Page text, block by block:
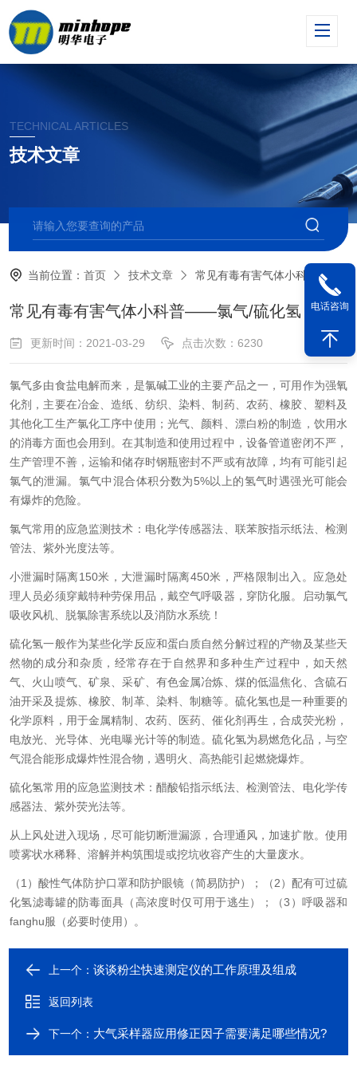
TECHNICAL ARTICLES
技术文章
当前位置：首页 技术文章 常见有毒有害气体小科普——氯气/硫化氢
常见有毒有害气体小科普——氯气/硫化氢
更新时间：2021-03-29 点击次数：6230
氯气多由食盐电解而来，是氯碱工业的主要产品之一，可用作为强氧
化剂，主要在冶金、造纸、纺织、染料、制药、农药、橡胶、塑料及
其他化工生产氯化工序中使用；光气、颜料、漂白粉的制造，饮用水
的消毒方面也会用到。在其制造和使用过程中，设备管道密闭不严，
生产管理不善，运输和储存时钢瓶密封不严或有故障，均有可能引起
氯气的泄漏。氯气中混合体积分数为5%以上的氢气时遇强光可能会
有爆炸的危险。
氯气常用的应急监测技术：电化学传感器法、联苯胺指示纸法、检测
管法、紫外光度法等。
小泄漏时隔离150米，大泄漏时隔离450米，严格限制出入。应急处
理人员必须穿戴特种劳保用品，戴空气呼吸器，穿防化服。启动氯气
吸收风机、脱氯除害系统以及消防水系统！
硫化氢一般作为某些化学反应和蛋白质自然分解过程的产物及某些天
然物的成分和杂质，经常存在于自然界和多种生产过程中，如天然
气、火山喷气、矿泉、采矿、有色金属冶炼、煤的低温焦化、含硫石
油开采及提炼、橡胶、制革、染料、制糖等。硫化氢也是一种重要的
化学原料，用于金属精制、农药、医药、催化剂再生，合成荧光粉，
电放光、光导体、光电曝光计等的制造。硫化氢为易燃危化品，与空
气混合能形成爆炸性混合物，遇明火、高热能引起燃烧爆炸。
硫化氢常用的应急监测技术：醋酸铅指示纸法、检测管法、电化学传
感器法、紫外荧光法等。
从上风处进入现场，尽可能切断泄漏源，合理通风，加速扩散。使用
喷雾状水稀释、溶解并构筑围堤或挖坑收容产生的大量废水。
（1）酸性气体防护口罩和防护眼镜（简易防护）；
（2）配有可过硫
化氢滤毒罐的防毒面具（高浓度时仅可用于逃生）；
（3）呼吸器和
fanghu服（必要时使用）。
上一个：谈谈粉尘快速测定仪的工作原理及组成
返回列表
下一个： 大气采样器应用修正因子需要满足哪些情况?
电话咨询